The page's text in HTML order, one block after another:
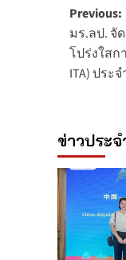
Post
Previous:
มร.ลป. จั
โปร่งใสก
ITA) ประ
ข่าวประ